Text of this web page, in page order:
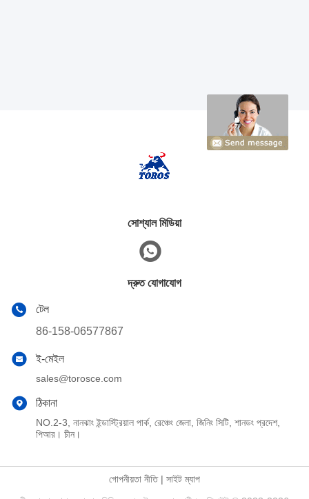
সোশ্যাল মিডিয়া
দ্রুত যোগাযোগ
টেল
86-158-06577867
ই-মেইল
sales@torosce.com
ঠিকানা
NO.2-3, নানঝাং ইন্ডাস্ট্রিয়াল পার্ক, রেঞ্চেং জেলা, জিনিং সিটি, শানডং প্রদেশ,
পিআর। চীন।
গোপনীয়তা নীতি| সাইট ম্যাপ